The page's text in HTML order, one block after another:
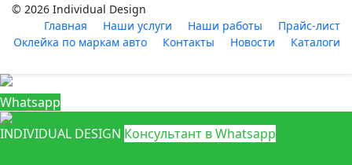
© 2026 Individual Design
Главная
Наши услуги Наши работы
Прайс-лист
Оклейка по маркам авто
Контакты Новости Каталоги
Whatsapp
INDIVIDUAL DESIGN Консультант в Whatsapp